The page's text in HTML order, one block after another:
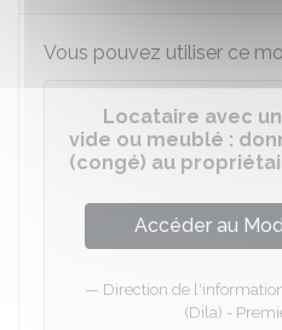
Vous pouvez utiliser ce
Locataire avec
vide ou meublé :
(congé) au
Accéder au
Direction de
(Dila) -